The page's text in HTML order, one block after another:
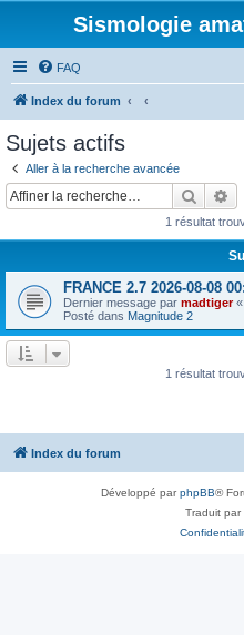
Sismologie
FAQ
Index du forum
Sujets actifs
Aller à la recherche avancée
1 résultat
FRANCE 2.7 2026-08-08
Dernier message par madtiger«
Posté dans Magnitude 2
1 résultat
Index du forum
Développé parphpBB®
Traduit par